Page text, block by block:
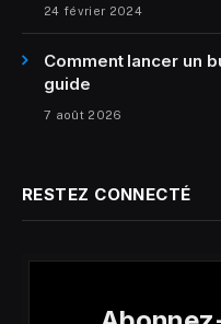
24 février 2024
Comment lancer un
guide
7 août 2026
RESTEZ CONNECTÉ